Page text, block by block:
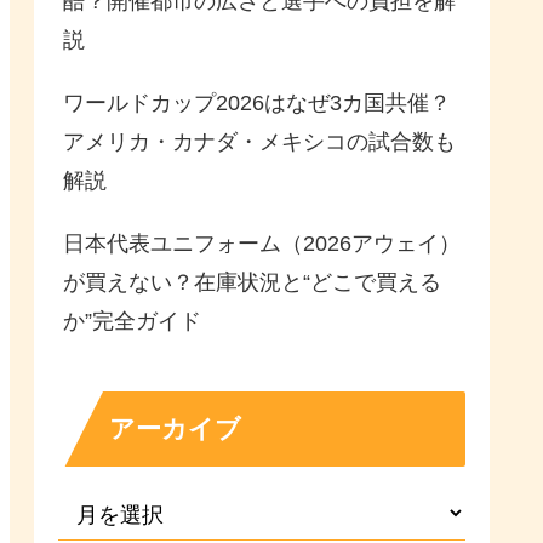
説
ワールドカップ2026はなぜ3カ国共催？
アメリカ・カナダ・メキシコの試合数も
解説
日本代表ユニフォーム（2026アウェイ）
が買えない？在庫状況と“どこで買える
か”完全ガイド
アーカイブ